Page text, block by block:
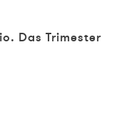
Das Trimester